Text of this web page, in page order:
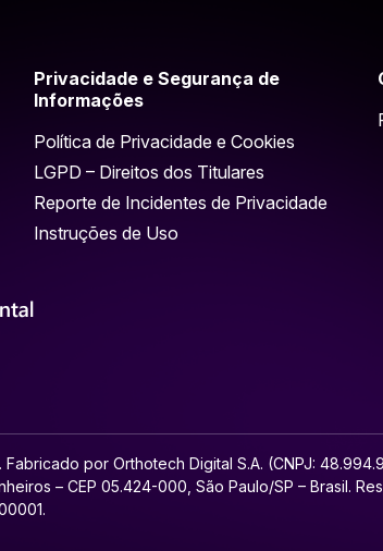
Privacidade e Segurança de
Informações
Política de Privacidade e Cookies
LGPD – Direitos dos Titulares
Reporte de Incidentes de Privacidade
Instruções de Uso
por Orthotech Digital S.A. (CNPJ:
– CEP 05.424-000, São Paulo/SP – Brasil.